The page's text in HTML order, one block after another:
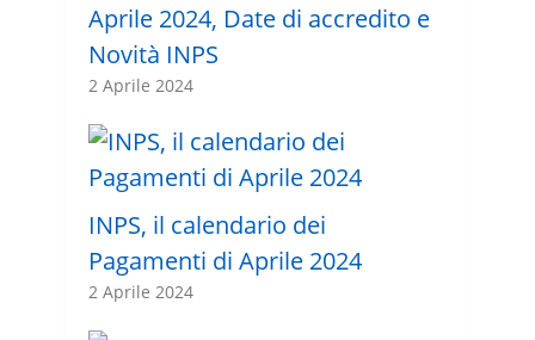
Aprile 2024, Date di accredito e
Novità INPS
2 Aprile 2024
INPS, il calendario dei
Pagamenti di Aprile 2024
2 Aprile 2024